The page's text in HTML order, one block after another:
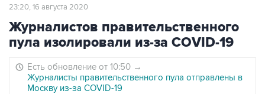
23:20, 16 августа 2020
Журналистов правительственного
пула изолировали из-за COVID-19
Есть обновление от 10:50 →
Журналисты правительственного пула отправлены в
Москву из-за COVID-19